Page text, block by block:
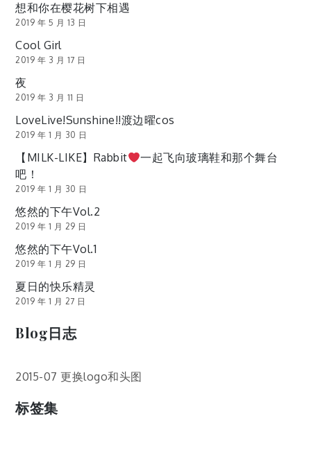
想和你在樱花树下相遇
2019 年 5 月 13 日
Cool Girl
2019 年 3 月 17 日
夜
2019 年 3 月 11 日
LoveLive!Sunshine!!渡边曜cos
2019 年 1 月 30 日
【MILK-LIKE】Rabbit
一起飞向玻璃鞋和那个舞台
吧！
2019 年 1 月 30 日
悠然的下午Vol.2
2019 年 1 月 29 日
悠然的下午Vol.1
2019 年 1 月 29 日
夏日的快乐精灵
2019 年 1 月 27 日
Blog日志
2015-07 更换logo和头图
标签集